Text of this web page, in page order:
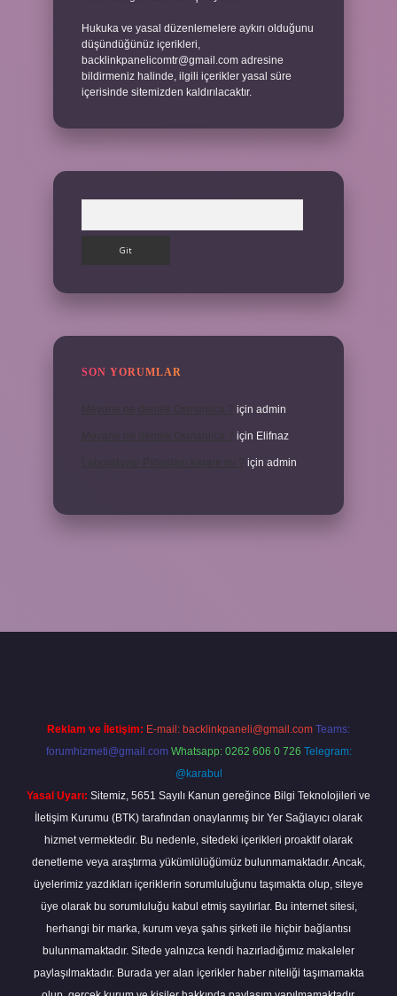
Hukuka ve yasal düzenlemelere aykırı olduğunu
düşündüğünüz içerikleri,
backlinkpanelicomtr@gmail.com adresine
bildirmeniz halinde, ilgili içerikler yasal süre
içerisinde sitemizden kaldırılacaktır.
SON YORUMLAR
için admin
için Elifnaz
Laboratuvar Pırlantası kararır mı ? için admin
Reklam ve İletişim: E-mail: backlinkpaneli@gmail.com Teams:
forumhizmeti@gmail.com Whatsapp: 0262 606 0 726 Telegram:
@karabul
Yasal Uyarı: Sitemiz, 5651 Sayılı Kanun gereğince Bilgi Teknolojileri ve
İletişim Kurumu (BTK) tarafından onaylanmış bir Yer Sağlayıcı olarak
hizmet vermektedir. Bu nedenle, sitedeki içerikleri proaktif olarak
denetleme veya araştırma yükümlülüğümüz bulunmamaktadır. Ancak,
üyelerimiz yazdıkları içeriklerin sorumluluğunu taşımakta olup, siteye
üye olarak bu sorumluluğu kabul etmiş sayılırlar. Bu internet sitesi,
herhangi bir marka, kurum veya şahıs şirketi ile hiçbir bağlantısı
bulunmamaktadır. Sitede yalnızca kendi hazırladığımız makaleler
paylaşılmaktadır. Burada yer alan içerikler haber niteliği taşımamakta